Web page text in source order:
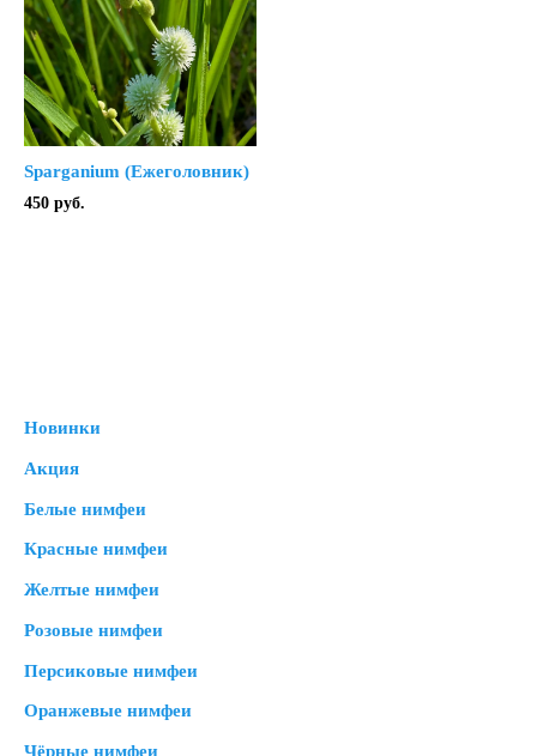
Sparganium (Ежеголовник)
450 руб.
Новинки
Акция
Белые нимфеи
Красные нимфеи
Желтые нимфеи
Розовые нимфеи
Персиковые нимфеи
Оранжевые нимфеи
Чёрные нимфеи